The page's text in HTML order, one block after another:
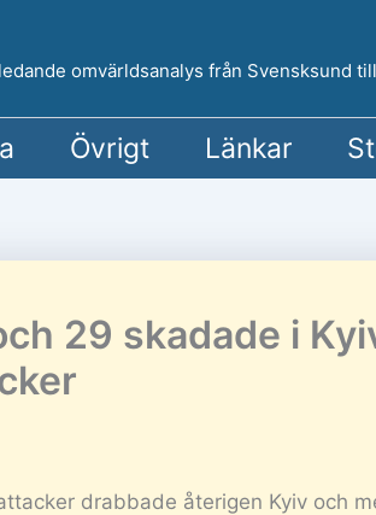
omvärldsanalys från Svensksund
Övrigt Länkar
29 skadade i
drabbade återigen Kyiv och